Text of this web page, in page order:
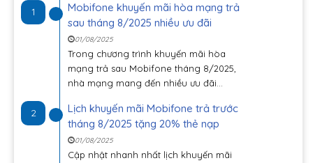
1
Mobifone khuyến mãi hòa mạng trả
sau tháng 8/2025 nhiều ưu đãi
01/08/2025
Trong chương trình khuyến mãi hòa
mạng trả sau Mobifone tháng 8/2025,
nhà mạng mang đến nhiều ưu đãi...
2
Lịch khuyến mãi Mobifone trả trước
tháng 8/2025 tặng 20% thẻ nạp
01/08/2025
Cập nhật nhanh nhất lịch khuyến mãi